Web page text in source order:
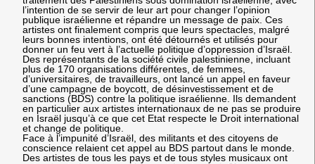
l’intention de se servir de leur art pour changer l’opinion
publique israélienne et répandre un message de paix. Ces
artistes ont finalement compris que leurs spectacles, malgré
leurs bonnes intentions, ont été détournés et utilisés pour
donner un feu vert à l’actuelle politique d’oppression d’Israël.
Des représentants de la société civile palestinienne, incluant
plus de 170 organisations différentes, de femmes,
d’universitaires, de travailleurs, ont lancé un appel en faveur
d’une campagne de boycott, de désinvestissement et de
sanctions (BDS) contre la politique israélienne. Ils demandent
en particulier aux artistes internationaux de ne pas se produire
en Israël jusqu’à ce que cet Etat respecte le Droit international
et change de politique.
Face à l’impunité d’Israël, des militants et des citoyens de
conscience relaient cet appel au BDS partout dans le monde.
Des artistes de tous les pays et de tous styles musicaux ont